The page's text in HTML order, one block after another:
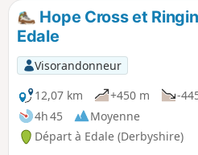
Hope Cross et
Edale
Visorandonneur
12,07 km
+450 m
-
4h 45
Moyenne
Départ à Edale (Derbyshire)